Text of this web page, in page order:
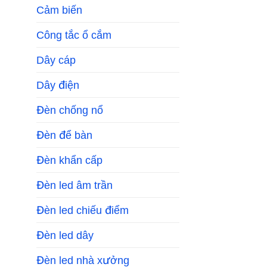
Cảm biến
Công tắc ổ cắm
Dây cáp
Dây điện
Đèn chống nổ
Đèn để bàn
Đèn khẩn cấp
Đèn led âm trần
Đèn led chiếu điểm
Đèn led dây
Đèn led nhà xưởng